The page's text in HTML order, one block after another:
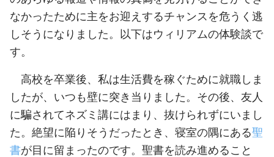
なかったために主をお迎えするチャンスを危うく逃
しそうになりました。以下はウィリアムの体験談で
す。
高校を卒業後、私は生活費を稼ぐために就職しま
したが、いつも壁に突き当りました。その後、友人
に騙されてネズミ講にはまり、抜けられずにいまし
た。絶望に陥りそうだったとき、寝室の隅にある聖
書が目に留まったのです。聖書を読み進めること